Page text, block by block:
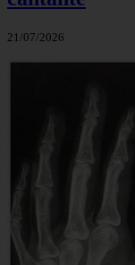
21/07/2026